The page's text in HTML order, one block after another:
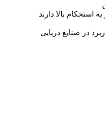
استحکام بالا دارند
در صنایع دریایی